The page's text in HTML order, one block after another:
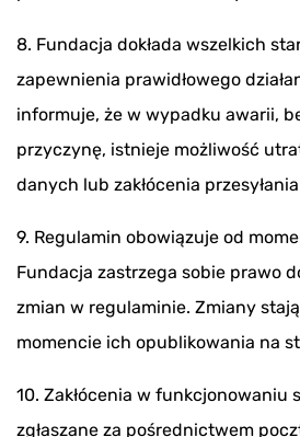
8. Fundacja dokłada wszelkich
zapewnienia prawidłowego
informuje, że w wypadku awarii,
przyczynę, istnieje możliwość
danych lub zakłócenia
9. Regulamin obowiązuje od
Fundacja zastrzega sobie prawo
zmian w regulaminie. Zmiany
momencie ich opublikowania na
10. Zakłócenia w funkcjonowaniu
zgłaszane za pośrednictwem